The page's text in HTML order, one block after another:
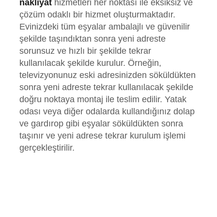
nakliyat hizmetleri her noktası ile eksiksiz ve
çözüm odaklı bir hizmet oluşturmaktadır.
Evinizdeki tüm eşyalar ambalajlı ve güvenilir
şekilde taşındıktan sonra yeni adreste
sorunsuz ve hızlı bir şekilde tekrar
kullanılacak şekilde kurulur. Örneğin,
televizyonunuz eski adresinizden söküldükten
sonra yeni adreste tekrar kullanılacak şekilde
doğru noktaya montaj ile teslim edilir. Yatak
odası veya diğer odalarda kullandığınız dolap
ve gardırop gibi eşyalar söküldükten sonra
taşınır ve yeni adrese tekrar kurulum işlemi
gerçekleştirilir.